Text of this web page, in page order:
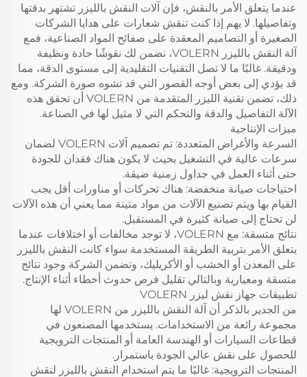
عندما يتعلق الأمر بالنقش، فإن آلات النقش بالليزر تشتهر بدقتها
وتفاصيلها. لا يهم إذا كنت تنقش شعارات على هدايا الشركات
الصغيرة أو التصاميم المعقدة على صفائح المواد الصناعية، فمع
آلة النقش بالليزر VOLERN، نضمن لك نقوشًا حادة ونظيفة
ودقيقة. غالبًا ما لا تصل التقنيات التقليدية إلى مستوى الدقة، مما
قد يؤدي إلى بعض أوجه القصور التي قد تشوه صورة الشركة. ومع
ذلك، تضمن تقنية الليزر المتقدمة من VOLERN أن تحقق هذه
الآلة التفاصيل والدقة والتحكم التي لا مثيل لها في الصناعة.
ميزات الإنتاجية
السرعة والأغراض المتعددة: تم تصميم آلات VOLERN لضمان
سرعات عالية في التشغيل بحيث لا يكون هناك فقدان للجودة
حتى أثناء العمل في جداول زمنية ضيقة.
احتياجات صيانة منخفضة: هناك تحركات أو مناورات أقل يجب
القيام بها ويتم تصنيع الآلات من مواد متينة مما يعني أن هذه الآلات
لن تحتاج إلى صيانة كثيرة في المستقبل.
نتائج متسقة: مع VOLERN، لا توجد مخالفات أو اختلافات عندما
يتعلق الأمر بتربية الطريقة المستخدمة سواء كانت النقش بالليزر
على المعدن أو الخشب أو الأكريليك، وتضمن الشركة وجود نتائج
متسقة ومعيارية وبالتالي تقليل فرص حدوث أخطاء أثناء الإنتاج.
تطبيقات جهاز نقش ليزر VOLERN
من الجدير بالذكر أن آلة النقش بالليزر من VOLERN لها
مجموعة رائعة من الاستخدامات. يستخدمها المصنعون في
قطاعات السيارات أو الهندسة العامة أو المنتجات الترويجية
للحصول على نقش عالي الجودة باستمرار.
المنتجات الترويجية: غالبًا ما يتم استخدام النقش بالليزر لنقش